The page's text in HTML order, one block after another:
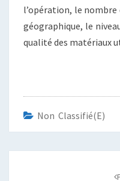
l’opération, le
géographique, le
qualité des matériaux
Non Classifié(e)